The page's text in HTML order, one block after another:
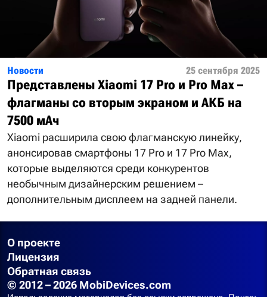
Новости 25 сентября 2025
Представлены Xiaomi 17 Pro и Pro Max –
флагманы со вторым экраном и АКБ на
7500 мАч
Xiaomi расширила свою флагманскую линейку,
анонсировав смартфоны 17 Pro и 17 Pro Max,
которые выделяются среди конкурентов
необычным дизайнерским решением –
дополнительным дисплеем на задней панели.
О проекте
Лицензия
Обратная связь
© 2012 – 2026 MobiDevices.com